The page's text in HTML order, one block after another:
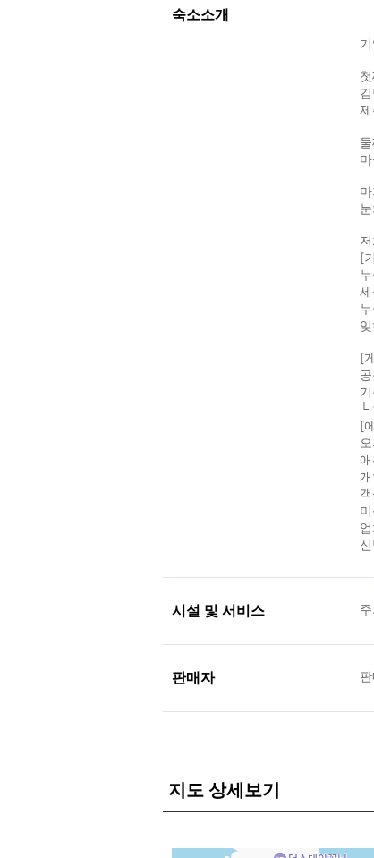
숙소소개
[
[
└
[
시설 및 서비스
판매자
지도 상세보기